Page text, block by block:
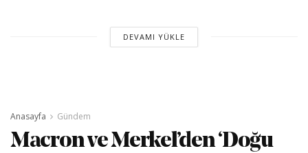
DEVAMI YÜKLE
Anasayfa Gündem
Macron ve Merkel’den ‘Doğu